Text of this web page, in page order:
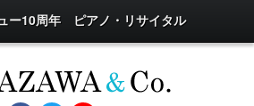
ー10周年 ピアノ・リサイタル